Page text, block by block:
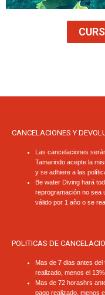
CANCELACIONES Y
Las cancelaciones
Tamarindo acepte la
y se adhiere a las
Be water Diving hará
reprogramación no sea
válido por 1 año o se
POLITICAS DE
Mas de 7 dias antes
realizado, menos el
Mas de 72 horashrs
pago realizado, menos